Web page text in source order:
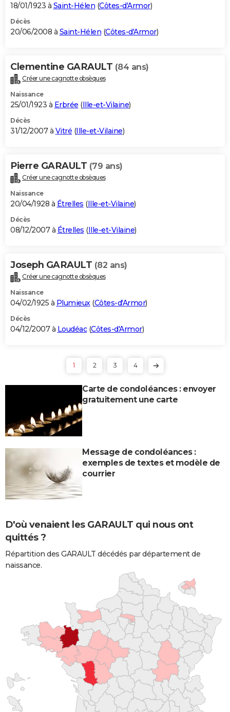
18/01/1923 à Saint-Hélen (Côtes-d'Armor)
Décès
20/06/2008 à Saint-Hélen (Côtes-d'Armor)
Clementine GARAULT (84 ans)
Créer une cagnotte obsèques
Naissance
25/01/1923 à Erbrée (Ille-et-Vilaine)
Décès
31/12/2007 à Vitré (Ille-et-Vilaine)
Pierre GARAULT (79 ans)
Créer une cagnotte obsèques
Naissance
20/04/1928 à Étrelles (Ille-et-Vilaine)
Décès
08/12/2007 à Étrelles (Ille-et-Vilaine)
Joseph GARAULT (82 ans)
Créer une cagnotte obsèques
Naissance
04/02/1925 à Plumieux (Côtes-d'Armor)
Décès
04/12/2007 à Loudéac(Côtes-d'Armor)
1 2 3 4
Carte de condoléances : envoyer
gratuitement une carte
Message de condoléances :
exemples de textes et modèle de
courrier
D'où venaient les GARAULT qui nous ont
quittés ?
Répartition des GARAULT décédés par département de
naissance.